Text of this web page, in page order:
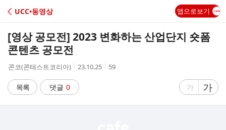
C
A
UCC•동영상 앱으로보기
[영상 공모전] 2023 변화하는 산업단지 숏폼
콘텐츠 공모전
작
자
콘코(콘테스트코리아)
작
시
간
23.10.25
조
59
목록 댓글 0
글
가
글
자
가